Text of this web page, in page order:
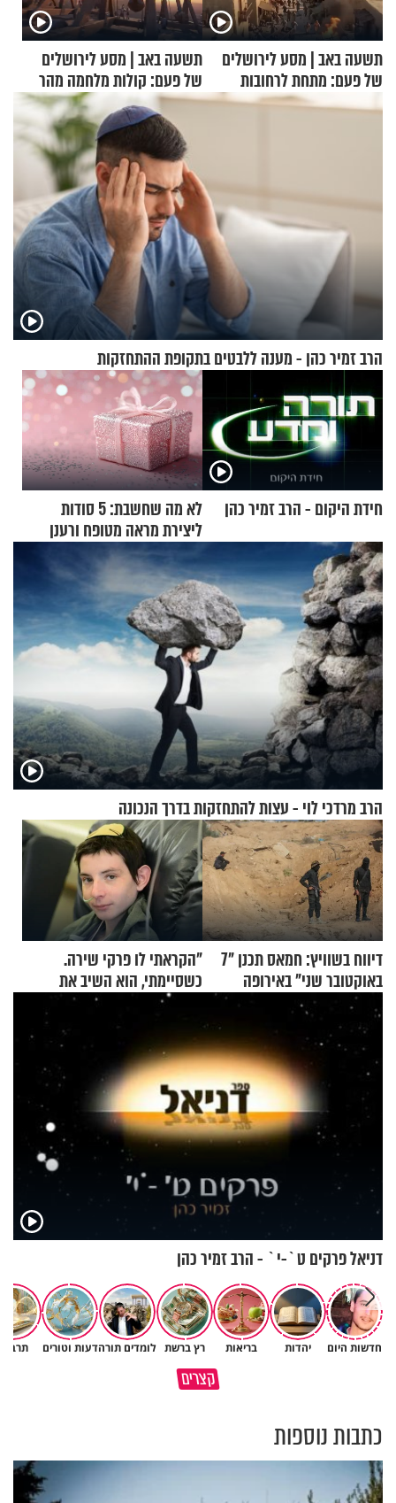
תשעה באב | מסע לירושלים
של פעם: מתחת לרחובות
ירושלים
תשעה באב | מסע לירושלים
של פעם: קולות מלחמה מהר
הזיתים
הרב זמיר כהן - מענה ללבטים בתקופת ההתחזקות
חידת היקום - הרב זמיר כהן
לא מה שחשבת: 5 סודות
ליצירת מראה מטופח ורענן
הרב מרדכי לוי - עצות להתחזקות בדרך הנכונה
דיווח בשוויץ: חמאס תכנן "7
באוקטובר שני" באירופה
"הקראתי לו פרקי שירה.
כשסיימתי, הוא השיב את
נשמתו לבורא"
דניאל פרקים ט`-י` - הרב זמיר כהן
חדשות היום יהדות בריאות רץ ברשת לומדים תורהדעות וטורים
קצריםמדוע האמונה נמשלה למלח?
גם ׳הרע׳ זה הרחמים של בורא
כתבות נוספות